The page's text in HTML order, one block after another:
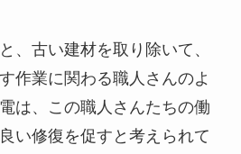
、古い建材を取り除いて、
作業に関わる職人さんのよ
は、この職人さんたちの働
い修復を促すと考えられて